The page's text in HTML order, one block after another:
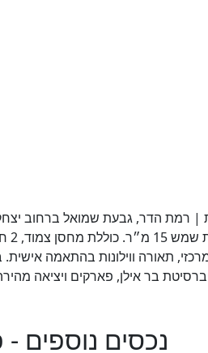
תאורה ווילונות בהתאמה
בר אילן, פארקים ויציאה
נכסים נוספים